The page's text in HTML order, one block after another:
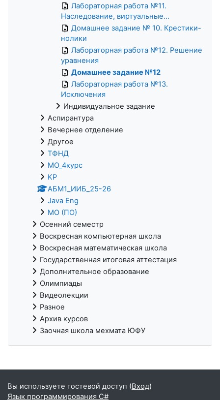
Лабораторная работа №11.
Наследование, виртуальные...
Домашнее задание № 10. Крестики-
нолики
Лабораторная работа №12. Решение
уравнения
Домашнее задание №12
Лабораторная работа №13.
Исключения
Индивидуальное задание
Аспирантура
Вечернее отделение
Другое
ТФНД
МО_4курс
KP
АБМ1_ИИБ_25-26
Java Eng
МО (ПО)
Осенний семестр
Воскресная компьютерная школа
Воскресная математическая школа
Государственная итоговая аттестация
Дополнительное образование
Олимпиады
Видеолекции
Разное
Архив курсов
Заочная школа мехмата ЮФУ
Вы используете гостевой доступ (Вход)
Язык программирования C#